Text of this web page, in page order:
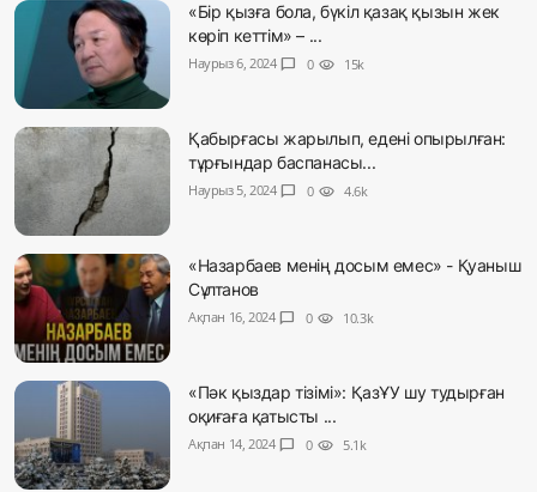
«Бір қызға бола, бүкіл қазақ қызын жек
көріп кеттім» – ...
Наурыз 6, 2024 chat_bubble 0 visibility 15k
Қабырғасы жарылып, едені опырылған:
тұрғындар баспанасы...
Наурыз 5, 2024 chat_bubble 0 visibility 4.6k
«Назарбаев менің досым емес» - Қуаныш
Сұлтанов
Ақпан 16, 2024 chat_bubble 0 visibility 10.3k
«Пәк қыздар тізімі»: ҚазҰУ шу тудырған
оқиғаға қатысты ...
Ақпан 14, 2024 chat_bubble 0 visibility 5.1k